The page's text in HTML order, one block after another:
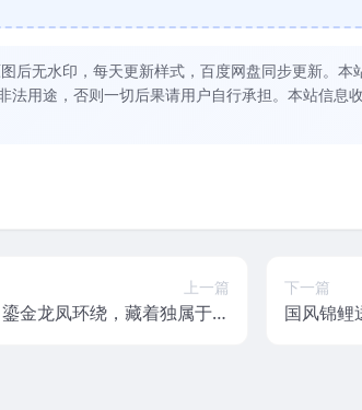
后无水印，每天更新样式，百度网盘同步更新。
法用途，否则一切后果请用户自行承担。本站信息
上一篇
金龙凤环绕，藏着独属于你
下一篇
国风锦鲤